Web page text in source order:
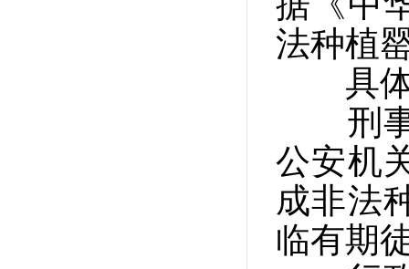
法种植
具体
刑事
公安机
成非法
临有期